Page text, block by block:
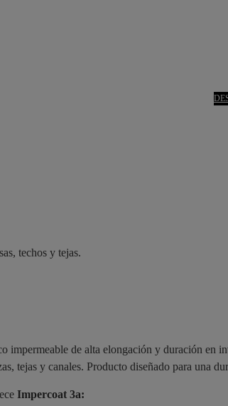
techos y tejas.
impermeable de alta elongación y duración en
tejas y canales. Producto diseñado para una
Impercoat 3a: